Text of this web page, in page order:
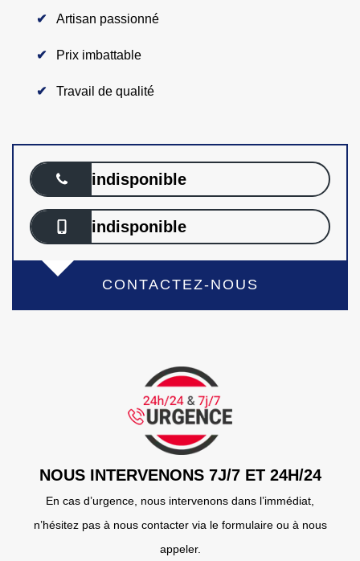
Artisan passionné
Prix imbattable
Travail de qualité
indisponible
indisponible
CONTACTEZ-NOUS
NOUS INTERVENONS 7J/7 ET 24H/24
En cas d’urgence, nous intervenons dans l’immédiat,
n’hésitez pas à nous contacter via le formulaire ou à nous
appeler.